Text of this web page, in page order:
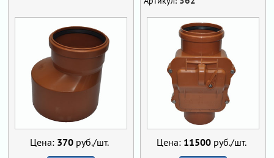
Цена: 370 руб./шт. Цена: 11500 руб./шт.